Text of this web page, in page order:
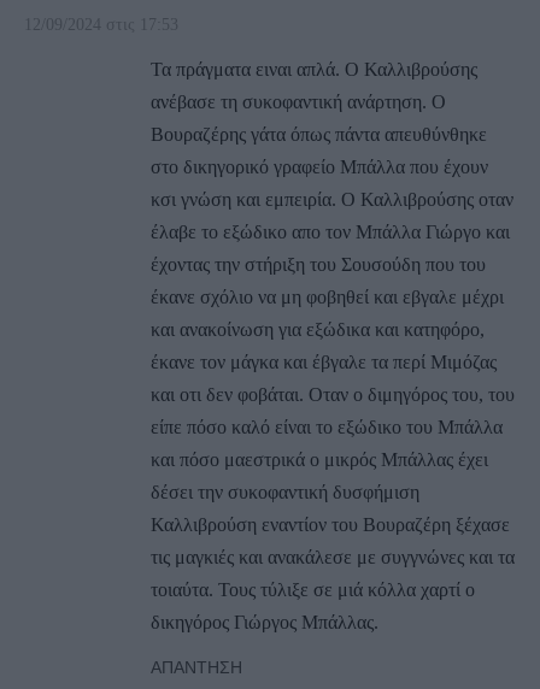
12/09/2024 στις 17:53
Τα πράγματα ειναι απλά. Ο Καλλιβρούσης
ανέβασε τη συκοφαντική ανάρτηση. Ο
Βουραζέρης γάτα όπως πάντα απευθύνθηκε
στο δικηγορικό γραφείο Μπάλλα που έχουν
κσι γνώση και εμπειρία. Ο Καλλιβρούσης οταν
έλαβε το εξώδικο απο τον Μπάλλα Γιώργο και
έχοντας την στήριξη του Σουσούδη που του
έκανε σχόλιο να μη φοβηθεί και εβγαλε μέχρι
και ανακοίνωση για εξώδικα και κατηφόρο,
έκανε τον μάγκα και έβγαλε τα περί Μιμόζας
και οτι δεν φοβάται. Οταν ο διμηγόρος του, του
είπε πόσο καλό είναι το εξώδικο του Μπάλλα
και πόσο μαεστρικά ο μικρός Μπάλλας έχει
δέσει την συκοφαντική δυσφήμιση
Καλλιβρούση εναντίον του Βουραζέρη ξέχασε
τις μαγκιές και ανακάλεσε με συγγνώνες και τα
τοιαύτα. Τους τύλιξε σε μιά κόλλα χαρτί ο
δικηγόρος Γιώργος Μπάλλας.
ΑΠΆΝΤΗΣΗ